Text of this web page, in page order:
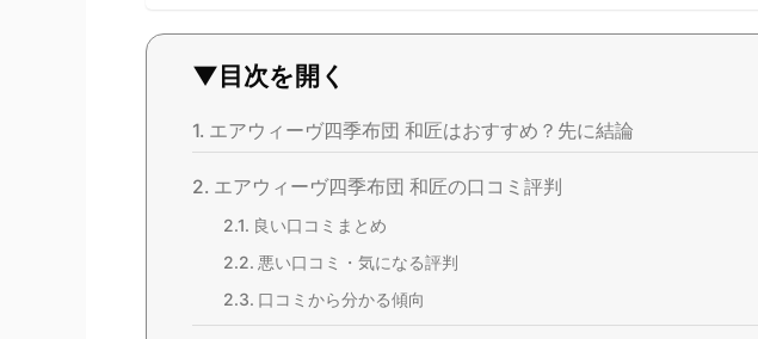
▼目次を開く
エアウィーヴ四季布団 和匠はおすすめ？先に結論
エアウィーヴ四季布団 和匠の口コミ評判
良い口コミまとめ
悪い口コミ・気になる評判
口コミから分かる傾向